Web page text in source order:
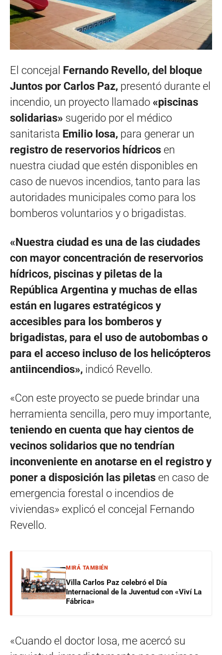
El concejal Fernando Revello, del bloque
Juntos por Carlos Paz, presentó durante el
incendio, un proyecto llamado «piscinas
solidarias» sugerido por el médico
sanitarista Emilio Iosa, para generar un
registro de reservorios hídricos en
nuestra ciudad que estén disponibles en
caso de nuevos incendios, tanto para las
autoridades municipales como para los
bomberos voluntarios y o brigadistas.
«Nuestra ciudad es una de las ciudades
con mayor concentración de reservorios
hídricos, piscinas y piletas de la
República Argentina y muchas de ellas
están en lugares estratégicos y
accesibles para los bomberos y
brigadistas, para el uso de autobombas o
para el acceso incluso de los helicópteros
antiincendios», indicó Revello.
«Con este proyecto se puede brindar una
herramienta sencilla, pero muy importante,
teniendo en cuenta que hay cientos de
vecinos solidarios que no tendrían
inconveniente en anotarse en el registro y
poner a disposición las piletas en caso de
emergencia forestal o incendios de
viviendas» explicó el concejal Fernando
Revello.
MIRÁ TAMBIÉN
Villa Carlos Paz celebró el Día
Internacional de la Juventud con «Viví La
Fábrica»
«Cuando el doctor Iosa, me acercó su